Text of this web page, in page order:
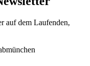
auf dem Laufenden,